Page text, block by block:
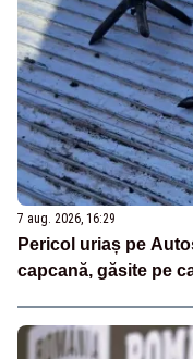
7 aug. 2026, 16:29
Pericol uriaș pe
capcană, găsite pe